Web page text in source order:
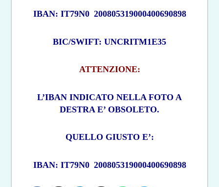
IBAN: IT79N0 200805319000400690898
BIC/SWIFT: UNCRITM1E35
ATTENZIONE:
L’IBAN INDICATO NELLA FOTO A
DESTRA E’ OBSOLETO.
QUELLO GIUSTO E’:
IBAN: IT79N0 200805319000400690898